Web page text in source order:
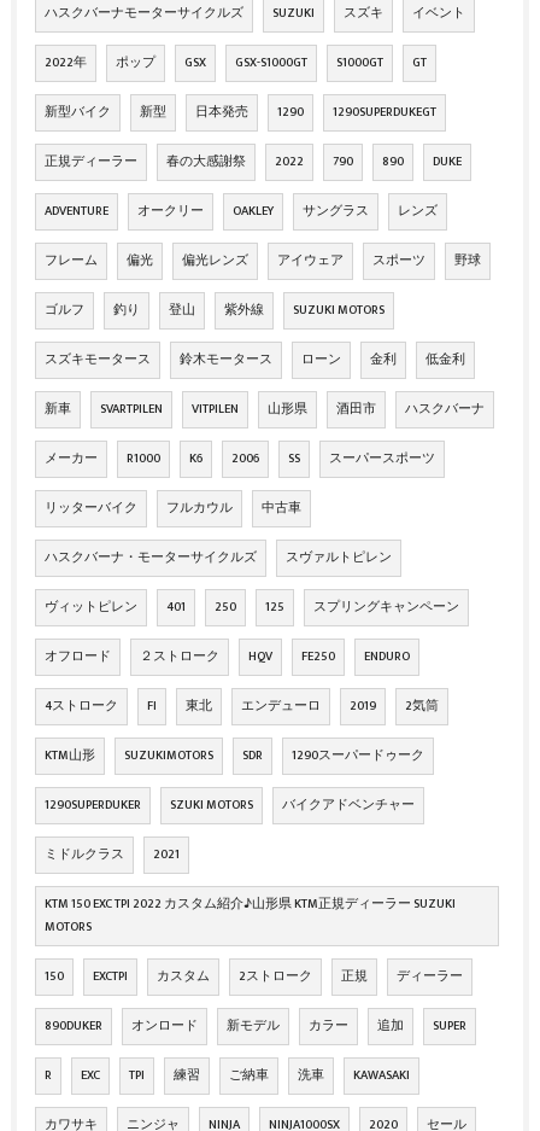
ハスクバーナモーターサイクルズ SUZUKI スズキ イベント
2022年 ポップ GSX GSX-S1000GT S1000GT GT
新型バイク 新型 日本発売 1290 1290SUPERDUKEGT
正規ディーラー 春の大感謝祭 2022 790 890 DUKE
ADVENTURE オークリー OAKLEY サングラス レンズ
フレーム 偏光 偏光レンズ アイウェア スポーツ 野球
ゴルフ 釣り 登山 紫外線 SUZUKI MOTORS
スズキモータース 鈴木モータース ローン 金利 低金利
新車 SVARTPILEN VITPILEN 山形県 酒田市 ハスクバーナ
メーカー R1000 K6 2006 SS スーパースポーツ
リッターバイク フルカウル 中古車
ハスクバーナ・モーターサイクルズ スヴァルトピレン
ヴィットピレン 401 250 125 スプリングキャンペーン
オフロード ２ストローク HQV FE250 ENDURO
4ストローク FI 東北 エンデューロ 2019 2気筒
KTM山形 SUZUKIMOTORS SDR 1290スーパードゥーク
1290SUPERDUKER SZUKI MOTORS バイクアドベンチャー
ミドルクラス 2021
KTM 150 EXC TPI 2022 カスタム紹介♪山形県 KTM正規ディーラー SUZUKI
MOTORS
150 EXCTPI カスタム 2ストローク 正規 ディーラー
890DUKER オンロード 新モデル カラー 追加 SUPER
R EXC TPI 練習 ご納車 洗車 KAWASAKI
カワサキ ニンジャ NINJA NINJA1000SX 2020 セール